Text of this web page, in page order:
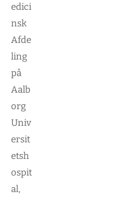
edici
nsk
Afde
ling
på
Aalb
org
Univ
ersit
etsh
ospit
al,